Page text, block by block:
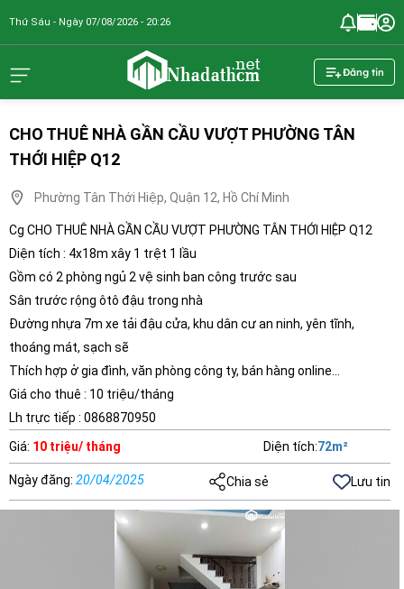
Thứ Sáu - Ngày 07/08/2026 - 20:26
Đăng tin
CHO THUÊ NHÀ GẦN CẦU VƯỢT PHƯỜNG TÂN
THỚI HIỆP Q12
Phường Tân Thới Hiệp, Quận 12, Hồ Chí Minh
Cg CHO THUÊ NHÀ GẦN CẦU VƯỢT PHƯỜNG TÂN THỚI HIỆP Q12
Diện tích : 4x18m xây 1 trệt 1 lầu
Gồm có 2 phòng ngủ 2 vệ sinh ban công trước sau
Sân trước rộng ôtô đậu trong nhà
Đường nhựa 7m xe tải đậu cửa, khu dân cư an ninh, yên tĩnh,
thoáng mát, sạch sẽ
Thích hợp ở gia đình, văn phòng công ty, bán hàng online...
Giá cho thuê : 10 triệu/tháng
Lh trực tiếp : 0868870950
Giá: 10 triệu/ tháng Diện tích:72m²
Ngày đăng: 20/04/2025 Chia sẻ Lưu tin